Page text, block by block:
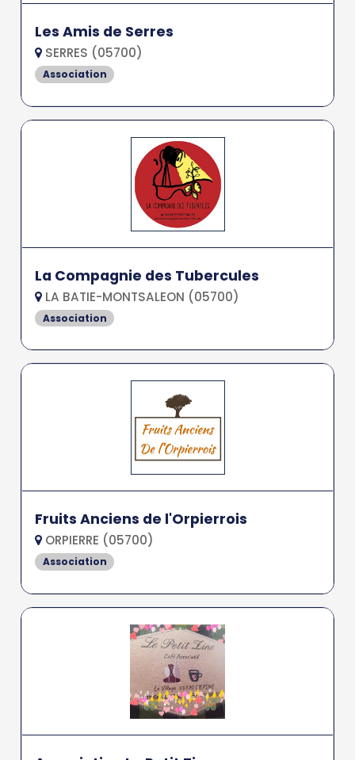
Les Amis de Serres
SERRES (05700)
Association
La Compagnie des Tubercules
LA BATIE-MONTSALEON (05700)
Association
Fruits Anciens de l'Orpierrois
ORPIERRE (05700)
Association